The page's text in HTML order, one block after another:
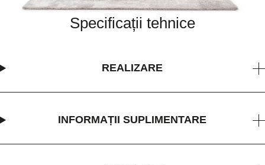
Specificații tehnice
REALIZARE
INFORMAȚII SUPLIMENTARE